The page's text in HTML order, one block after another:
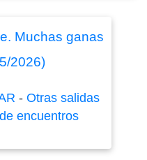
Muchas ganas
2026)
- Otras salidas
encuentros